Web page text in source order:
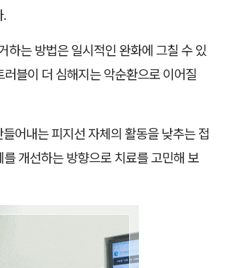
.
하는 방법은 일시적인 완화에 그칠 수 있
블이 더 심해지는 악순환으로 이어질
어내는 피지선 자체의 활동을 낮추는 접
개선하는 방향으로 치료를 고민해 보